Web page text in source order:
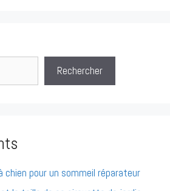
Rechercher
chien pour un sommeil réparateur